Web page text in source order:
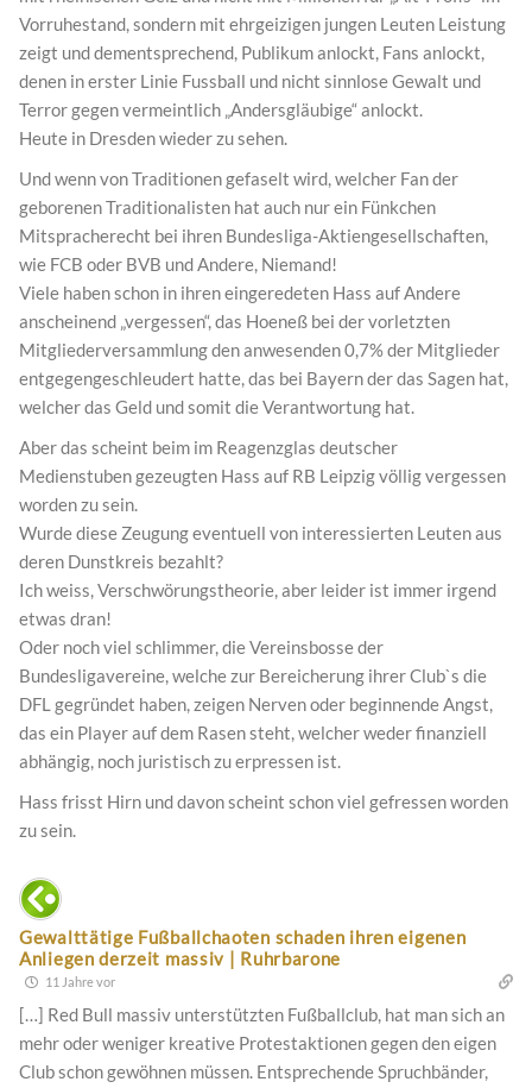
Vorruhestand, sondern mit ehrgeizigen jungen Leuten Leistung
zeigt und dementsprechend, Publikum anlockt, Fans anlockt,
denen in erster Linie Fussball und nicht sinnlose Gewalt und
Terror gegen vermeintlich „Andersgläubige“ anlockt.
Heute in Dresden wieder zu sehen.
Und wenn von Traditionen gefaselt wird, welcher Fan der
geborenen Traditionalisten hat auch nur ein Fünkchen
Mitspracherecht bei ihren Bundesliga-Aktiengesellschaften,
wie FCB oder BVB und Andere, Niemand!
Viele haben schon in ihren eingeredeten Hass auf Andere
anscheinend „vergessen“, das Hoeneß bei der vorletzten
Mitgliederversammlung den anwesenden 0,7% der Mitglieder
entgegengeschleudert hatte, das bei Bayern der das Sagen hat,
welcher das Geld und somit die Verantwortung hat.
Aber das scheint beim im Reagenzglas deutscher
Medienstuben gezeugten Hass auf RB Leipzig völlig vergessen
worden zu sein.
Wurde diese Zeugung eventuell von interessierten Leuten aus
deren Dunstkreis bezahlt?
Ich weiss, Verschwörungstheorie, aber leider ist immer irgend
etwas dran!
Oder noch viel schlimmer, die Vereinsbosse der
Bundesligavereine, welche zur Bereicherung ihrer Club`s die
DFL gegründet haben, zeigen Nerven oder beginnende Angst,
das ein Player auf dem Rasen steht, welcher weder finanziell
abhängig, noch juristisch zu erpressen ist.
Hass frisst Hirn und davon scheint schon viel gefressen worden
zu sein.
Gewalttätige Fußballchaoten schaden ihren eigenen
Anliegen derzeit massiv | Ruhrbarone
11 Jahre vor
[…] Red Bull massiv unterstützten Fußballclub, hat man sich an
mehr oder weniger kreative Protestaktionen gegen den eigen
Club schon gewöhnen müssen. Entsprechende Spruchbänder,